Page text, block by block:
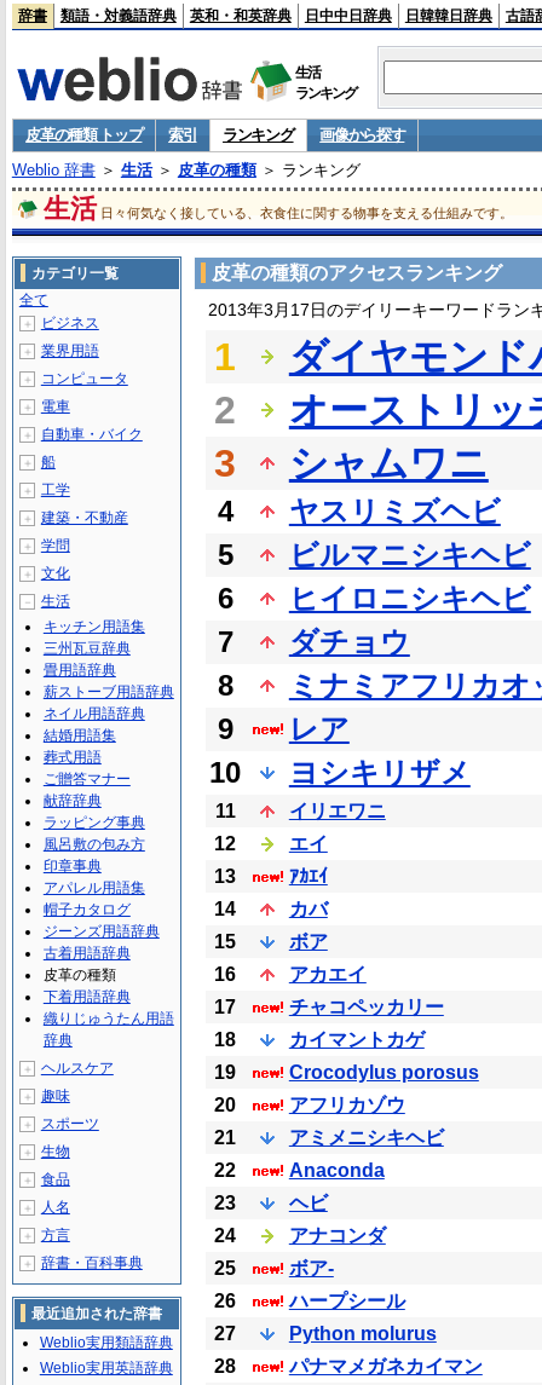
辞書 類語・対義語辞典 英和・和英辞典 日中中日辞典 日韓韓日辞典 古語
生活
ランキング
皮革の種類 トップ 索引 ランキング
画像から探す
Weblio 辞書＞ 生活＞ 皮革の種類＞ ランキング
生活 日々何気なく接している、衣食住に関する物事を支える仕組みです。
皮革の種類のアクセスランキング
2013年3月17日のデイリーキーワードラン
1
ダイヤモンド
2
オーストリッ
3
シャムワニ
4
ヤスリミズヘビ
5
ビルマニシキヘビ
6
ヒイロニシキヘビ
7
ダチョウ
8
ミナミアフリカオ
9
レア
10
ヨシキリザメ
11
イリエワニ
12
エイ
13
ｱｶｴｲ
14
カバ
15
ボア
16
アカエイ
17
チャコペッカリー
18
カイマントカゲ
19
Crocodylus porosus
20
アフリカゾウ
21
アミメニシキヘビ
22
Anaconda
23
ヘビ
24
アナコンダ
25
ボア-
26
ハープシール
27
Python molurus
28
パナマメガネカイマン
カテゴリ一覧
全て
＋ ビジネス
＋ 業界用語
＋ コンピュータ
＋ 電車
＋ 自動車・バイク
＋ 船
＋ 工学
＋ 建築・不動産
＋ 学問
＋ 文化
－
生活
キッチン用語集
三州瓦豆辞典
畳用語辞典
薪ストーブ用語辞典
ネイル用語辞典
結婚用語集
葬式用語
ご贈答マナー
献辞辞典
ラッピング事典
風呂敷の包み方
印章事典
アパレル用語集
帽子カタログ
ジーンズ用語辞典
古着用語辞典
皮革の種類
下着用語辞典
織りじゅうたん用語
辞典
＋ ヘルスケア
＋ 趣味
＋ スポーツ
＋ 生物
＋ 食品
＋ 人名
＋ 方言
＋ 辞書・百科事典
最近追加された辞書
Weblio実用類語辞典
Weblio実用英語辞典